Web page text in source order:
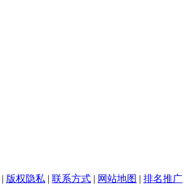
| 版权隐私 | 联系方式 | 网站地图 | 排名推广